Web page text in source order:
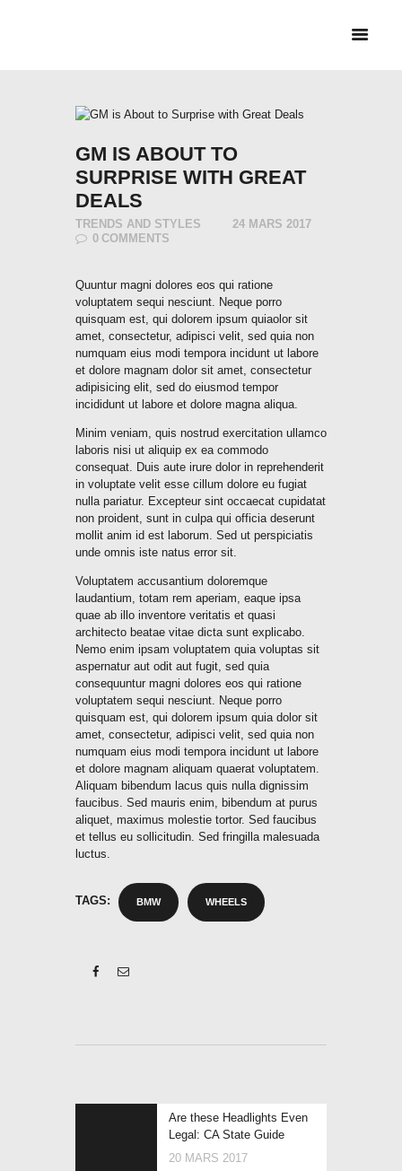
PRISER
GM IS ABOUT TO
SURPRISE WITH GREAT
DEALS
TRENDS AND STYLES
24 MARS 2017
0 COMMENTS
Quuntur magni dolores eos qui ratione
voluptatem sequi nesciunt. Neque porro
quisquam est, qui dolorem ipsum quiaolor sit
amet, consectetur, adipisci velit, sed quia non
numquam eius modi tempora incidunt ut labore
et dolore magnam dolor sit amet, consectetur
adipisicing elit, sed do eiusmod tempor
incididunt ut labore et dolore magna aliqua.
Minim veniam, quis nostrud exercitation ullamco
laboris nisi ut aliquip ex ea commodo
consequat. Duis aute irure dolor in reprehenderit
in voluptate velit esse cillum dolore eu fugiat
nulla pariatur. Excepteur sint occaecat cupidatat
non proident, sunt in culpa qui officia deserunt
mollit anim id est laborum. Sed ut perspiciatis
unde omnis iste natus error sit.
Voluptatem accusantium doloremque
laudantium, totam rem aperiam, eaque ipsa
quae ab illo inventore veritatis et quasi
architecto beatae vitae dicta sunt explicabo.
Nemo enim ipsam voluptatem quia voluptas sit
aspernatur aut odit aut fugit, sed quia
consequuntur magni dolores eos qui ratione
voluptatem sequi nesciunt. Neque porro
quisquam est, qui dolorem ipsum quia dolor sit
amet, consectetur, adipisci velit, sed quia non
numquam eius modi tempora incidunt ut labore
et dolore magnam aliquam quaerat voluptatem.
Aliquam bibendum lacus quis nulla dignissim
faucibus. Sed mauris enim, bibendum at purus
aliquet, maximus molestie tortor. Sed faucibus
et tellus eu sollicitudin. Sed fringilla malesuada
luctus.
TAGS: BMW WHEELS
Are these Headlights Even
Legal: CA State Guide
20 MARS 2017